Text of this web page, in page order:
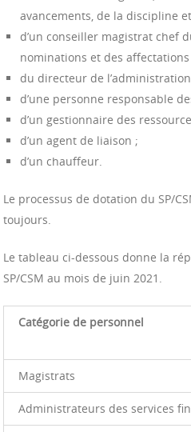
avancements, de la discipline
d’un conseiller magistrat chef
nominations et des affectations
du directeur de
d’une personne responsable
d’un gestionnaire des
d’un agent de liaison ;
d’un chauffeur.
Le processus de dotation du SP/
toujours.
Le tableau ci-dessous donne la
SP/CSM au mois de juin 2021.
Catégorie de personnel
Magistrats
Administrateurs des services